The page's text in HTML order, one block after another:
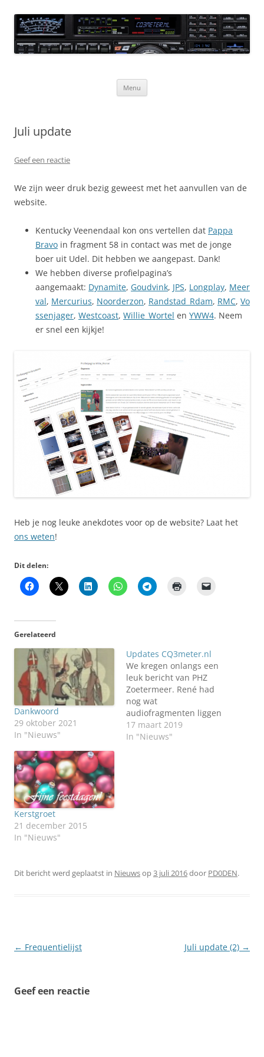
naar
de
inhoud CQ3meter
Website door en voor radio-amateurs
Menu
Juli update
Geef een reactie
We zijn weer druk bezig geweest met het aanvullen van de
website.
Kentucky Veenendaal kon ons vertellen dat Pappa
Bravo in fragment 58 in contact was met de jonge
boer uit Udel. Dit hebben we aangepast. Dank!
We hebben diverse profielpagina’s
aangemaakt: Dynamite, Goudvink, JPS, Longplay, Meer
val, Mercurius, Noorderzon, Randstad_Rdam, RMC, Vo
ssenjager, Westcoast, Willie_Wortel en YWW4. Neem
er snel een kijkje!
Heb je nog leuke anekdotes voor op de website? Laat het
ons weten!
Dit delen:
Gerelateerd
Dankwoord
29 oktober 2021
In "Nieuws"
Updates CQ3meter.nl
We kregen onlangs een
leuk bericht van PHZ
Zoetermeer. René had
nog wat
audiofragmenten liggen
die hij met ons wilde
delen. We zijn druk bezig
17 maart 2019
In "Nieuws"
Kerstgroet
21 december 2015
In "Nieuws"
Dit bericht werd geplaatst in Nieuwsop3 juli 2016door PD0DEN.
Berichtnavigatie
← Frequentielijst Juli update (2) →
Geef een reactie